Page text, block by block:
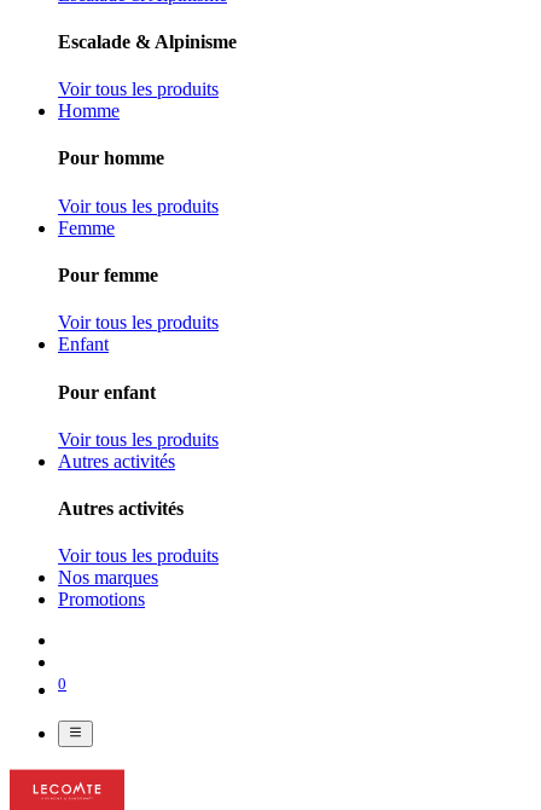
Escalade & Alpinisme
Voir tous les produits
Homme
Pour homme
Voir tous les produits
Femme
Pour femme
Voir tous les produits
Enfant
Pour enfant
Voir tous les produits
Autres activités
Autres activités
Voir tous les produits
Nos marques
Promotions
0